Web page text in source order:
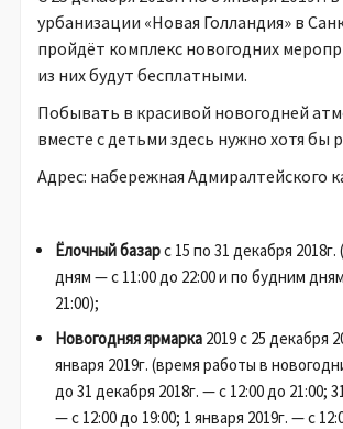
урбанизации «Новая Голландия» в
пройдёт комплекс новогодних
из них будут бесплатными.
Побывать в красивой новогодней
вместе с детьми здесь нужно хотя бы
Адрес: набережная Адмиралтейского
Ёлочный базарс 15 по 31 декабря
дням — с 11:00 до 22:00 и по будним
21:00);
Новогодняя ярмарка2019 с 25 декабря
января 2019г. (время работы в
до 31 декабря 2018г. — с 12:00 до 21:00;
— с 12:00 до 19:00; 1 января 2019г. — с